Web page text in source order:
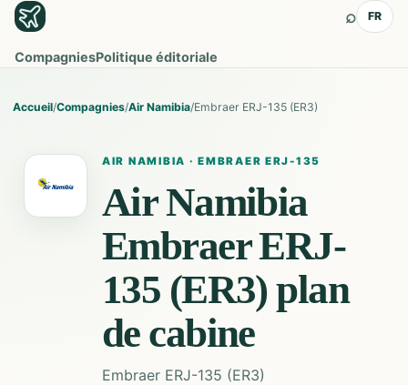
CompagniesPolitique éditoriale
⌕ FR
Accueil/Compagnies/Air Namibia/Embraer ERJ-135 (ER3)
AIR NAMIBIA ·EMBRAER ERJ-135
Air Namibia
Embraer ERJ-
135 (ER3) plan
de cabine
Embraer ERJ-135 (ER3)